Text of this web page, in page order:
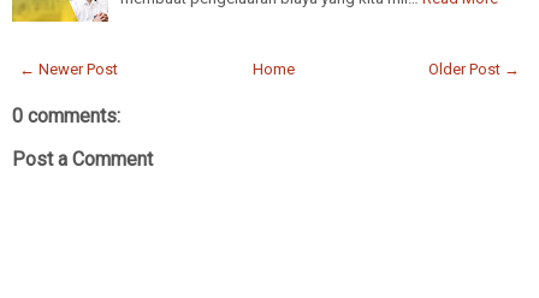
← Newer Post Older Post →
Home
0 comments:
Post a Comment